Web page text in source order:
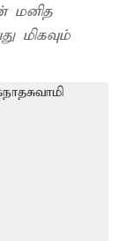
மனித
மிகவும்